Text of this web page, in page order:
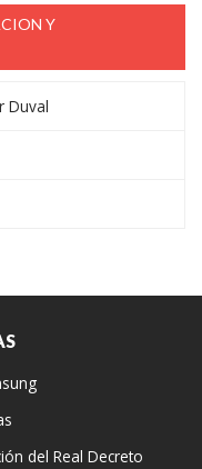
Y
Duval
del Real Decreto